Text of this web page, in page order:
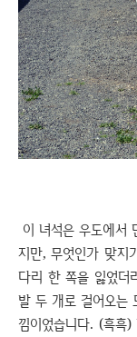
이 녀석은 우도에서
지만, 무엇인가 맞지
다리 한 쪽을 잃었더
발 두 개로 걸어오는
낌이었습니다. (흑흑